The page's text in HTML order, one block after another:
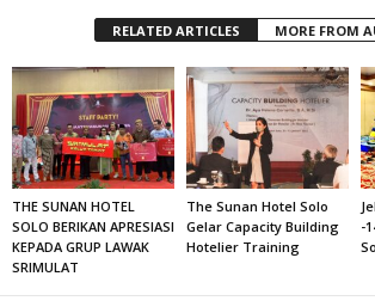
RELATED ARTICLES MORE FROM
THE SUNAN HOTEL
SOLO BERIKAN APRESIASI
KEPADA GRUP LAWAK
SRIMULAT
The Sunan Hotel Solo
Gelar Capacity Building
Hotelier Training
-